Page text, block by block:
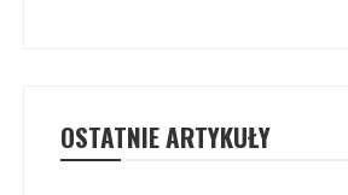
OSTATNIE ARTYKUŁY